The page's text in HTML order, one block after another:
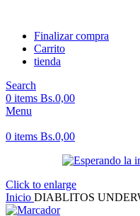
Finalizar compra
Carrito
tienda
Search
0 items Bs.0,00
Menu
0 items Bs.0,00
Click to enlarge
Inicio DIABLITOS